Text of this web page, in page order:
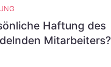
Haftung des
Mitarbeiters?